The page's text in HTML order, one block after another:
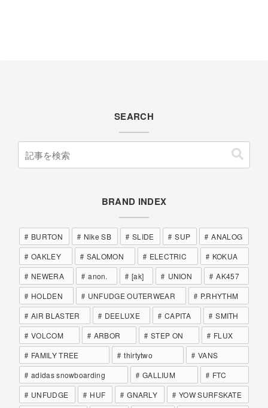
SEARCH
BRAND INDEX
BURTON Nike SB SLIDE SUP
ANALOG
OAKLEY
SALOMON ELECTRIC
KOKUA
NEWERA
anon. [ak] UNION
AK457
HOLDEN
UNFUDGE OUTERWEAR
P.RHYTHM
AIR BLASTER
DEELUXE CAPITA
SMITH
VOLCOM
ARBOR STEP ON
FLUX
FAMILY TREE
thirtytwo
VANS
adidas snowboarding
GALLIUM
FTC
UNFUDGE
HUF GNARLY
YOW SURFSKATE